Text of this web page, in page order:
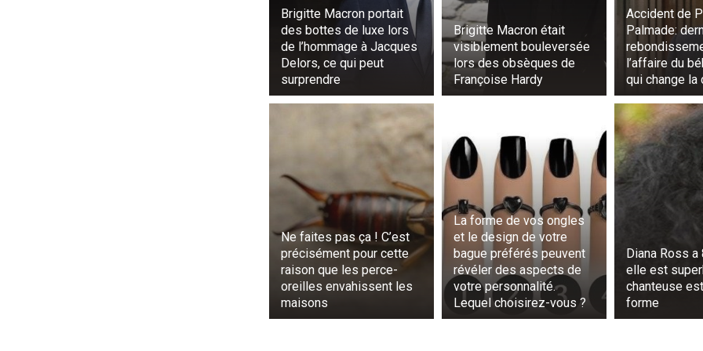
après celles remportées contre l’Allemagne en 2018 et le Portugal en
Brigitte Macron portait
des bottes de luxe lors
de l’hommage à Jacques
Delors, ce qui peut
surprendre
Brigitte Macron était
visiblement bouleversée
lors des obsèques de
Françoise Hardy
Accident de
Palmade:
l’affaire du
qui change la
Ne faites pas ça ! C’est
précisément pour cette
raison que les perce-
oreilles envahissent les
maisons
La forme de vos ongles
et le design de votre
bague préférés peuvent
révéler des aspects de
votre personnalité.
Lequel choisirez-vous ?
Diana Ross a
elle est
chanteuse
forme